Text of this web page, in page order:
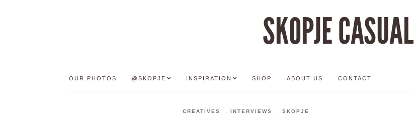
SKOPJE CASUAL
OUR PHOTOS @SKOPJE INSPIRATION SHOP ABOUT US CONTACT
CREATIVES INTERVIEWS SKOPJE